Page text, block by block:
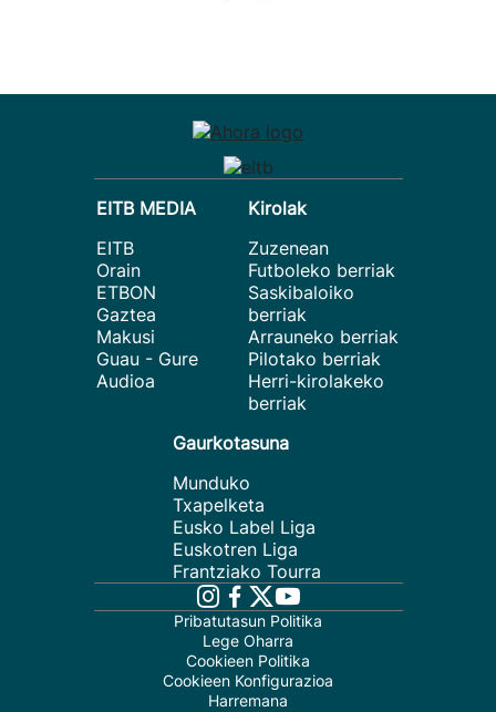
EITB MEDIA
EITB
Orain
ETBON
Gaztea
Makusi
Guau - Gure
Audioa
Kirolak
Zuzenean
Futboleko berriak
Saskibaloiko
berriak
Arrauneko berriak
Pilotako berriak
Herri-kirolakeko
berriak
Gaurkotasuna
Munduko
Txapelketa
Eusko Label Liga
Euskotren Liga
Frantziako Tourra
Pribatutasun Politika
Lege Oharra
Cookieen Politika
Cookieen Konfigurazioa
Harremana